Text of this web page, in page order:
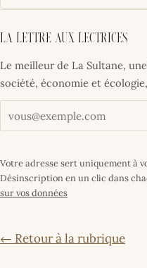
La lettre aux lectrices
Le meilleur de La Sultane,
société, économie et
Votre adresse email
Votre adresse sert uniquement à
Désinscription en un clic dans
sur vos données
← Retour à la rubrique